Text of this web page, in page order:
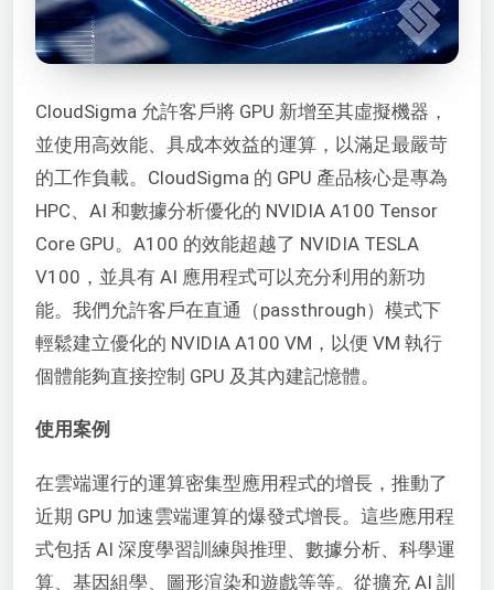
CloudSigma 允許客戶將 GPU 新增至其虛擬機器，
並使用高效能、具成本效益的運算，以滿足最嚴苛
的工作負載。CloudSigma 的 GPU 產品核心是專為
HPC、AI 和數據分析優化的 NVIDIA A100 Tensor
Core GPU。A100 的效能超越了 NVIDIA TESLA
V100，並具有 AI 應用程式可以充分利用的新功
能。我們允許客戶在直通（passthrough）模式下
輕鬆建立優化的 NVIDIA A100 VM，以便 VM 執行
個體能夠直接控制 GPU 及其內建記憶體。
使用案例
在雲端運行的運算密集型應用程式的增長，推動了
近期 GPU 加速雲端運算的爆發式增長。這些應用程
式包括 AI 深度學習訓練與推理、數據分析、科學運
算、基因組學、圖形渲染和遊戲等等。從擴充 AI 訓